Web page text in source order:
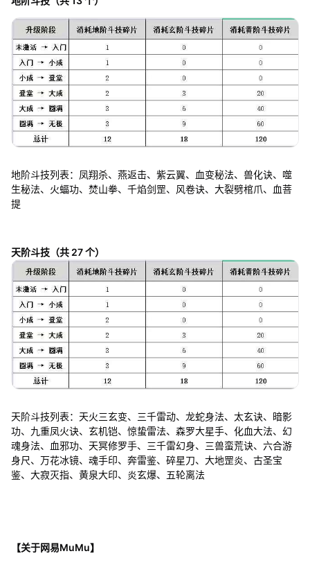
地阶斗技列表：凤翔杀、燕返击、紫云翼、血变秘法、兽化诀、噬
生秘法、火蝠功、焚山拳、千焰剑罡、风卷诀、大裂劈棺爪、血菩
提
天阶斗技（共 27 个）
天阶斗技列表：天火三玄变、三千雷动、龙蛇身法、太玄诀、暗影
功、九重凤火诀、玄机铠、惊蛰雷法、森罗大星手、化血大法、幻
魂身法、血邪功、天冥修罗手、三千雷幻身、三兽蛮荒诀、六合游
身尺、万花冰镜、魂手印、奔雷鉴、碎星刀、大地罡炎、古圣宝
鉴、大寂灭指、黄泉大印、炎玄爆、五轮离法
【关于网易MuMu】